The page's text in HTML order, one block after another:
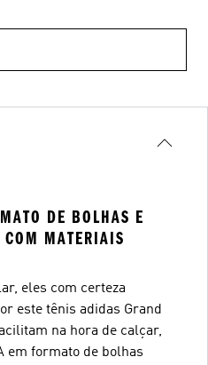
DE BOLHAS E
COM MATERIAIS
eles com certeza
este tênis adidas Grand
na hora de calçar,
em formato de bolhas